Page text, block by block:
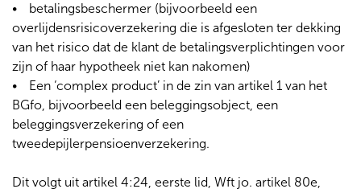
w
)
betalingsbeschermer (bijvoorbeeld een
overlijdensrisicoverzekering die is afgesloten ter dekking
van het risico dat de klant de betalingsverplichtingen voor
zijn of haar hypotheek niet kan nakomen)
Een ‘complex product’ in de zin van artikel 1 van het
BGfo, bijvoorbeeld een beleggingsobject, een
beleggingsverzekering of een
tweedepijlerpensioenverzekering.
Dit volgt uit artikel 4:24, eerste lid, Wft jo. artikel 80e,